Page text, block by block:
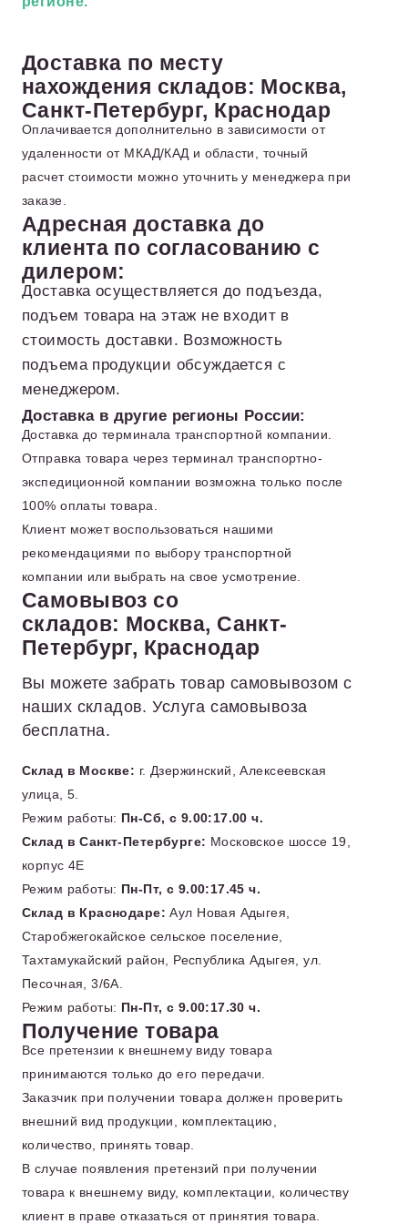
Доставка по месту
нахождения складов: Москва,
Санкт-Петербург, Краснодар
Оплачивается дополнительно в зависимости от
удаленности от МКАД/КАД и области, точный
расчет стоимости можно уточнить у менеджера при
заказе.
Адресная доставка до
клиента по согласованию с
дилером:
Доставка осуществляется до подъезда,
подъем товара на этаж не входит в
стоимость доставки. Возможность
подъема продукции обсуждается с
менеджером.
Доставка в другие регионы России:
Доставка до терминала транспортной компании.
Отправка товара через терминал транспортно-
экспедиционной компании возможна только после
100% оплаты товара.
Клиент может воспользоваться нашими
рекомендациями по выбору транспортной
компании или выбрать на свое усмотрение.
Самовывоз со
складов: Москва, Санкт-
Петербург, Краснодар
Вы можете забрать товар самовывозом с
наших складов. Услуга самовывоза
бесплатна.
Склад в Москве: г. Дзержинский, Алексеевская
улица, 5.
Режим работы: Пн-Сб, с 9.00:17.00 ч.
Склад в Санкт-Петербурге: Московское шоссе 19,
корпус 4Е
Режим работы: Пн-Пт, с 9.00:17.45 ч.
Склад в Краснодаре: Аул Новая Адыгея,
Старобжегокайское сельское поселение,
Тахтамукайский район, Республика Адыгея, ул.
Песочная, 3/6А.
Режим работы: Пн-Пт, с 9.00:17.30 ч.
Получение товара
Все претензии к внешнему виду товара
принимаются только до его передачи.
Заказчик при получении товара должен проверить
внешний вид продукции, комплектацию,
количество, принять товар.
В случае появления претензий при получении
товара к внешнему виду, комплектации, количеству
клиент в праве отказаться от принятия товара.